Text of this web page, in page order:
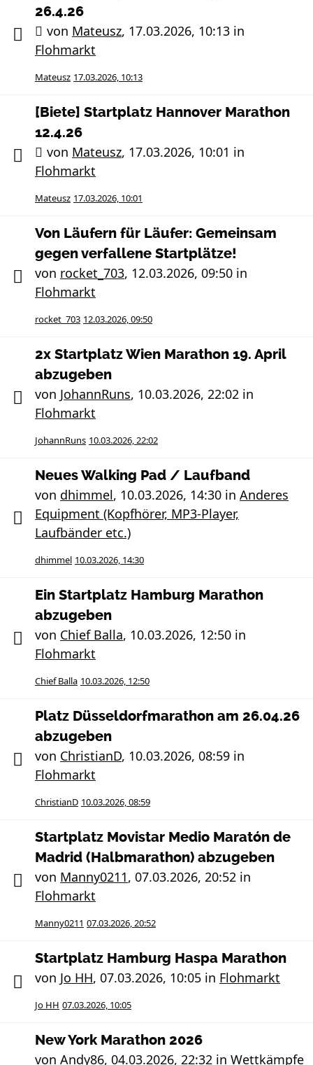
26.4.26
von Mateusz, 17.03.2026, 10:13 in
Flohmarkt
Mateusz 17.03.2026, 10:13
[Biete] Startplatz Hannover Marathon
12.4.26
von Mateusz, 17.03.2026, 10:01 in
Flohmarkt
Mateusz 17.03.2026, 10:01
Von Läufern für Läufer: Gemeinsam
gegen verfallene Startplätze!
von rocket_703, 12.03.2026, 09:50 in
Flohmarkt
rocket_703 12.03.2026, 09:50
2x Startplatz Wien Marathon 19. April
abzugeben
von JohannRuns, 10.03.2026, 22:02 in
Flohmarkt
JohannRuns 10.03.2026, 22:02
Neues Walking Pad / Laufband
von dhimmel, 10.03.2026, 14:30 in Anderes
Equipment (Kopfhörer, MP3-Player,
Laufbänder etc.)
dhimmel 10.03.2026, 14:30
Ein Startplatz Hamburg Marathon
abzugeben
von Chief Balla, 10.03.2026, 12:50 in
Flohmarkt
Chief Balla 10.03.2026, 12:50
Platz Düsseldorfmarathon am 26.04.26
abzugeben
von ChristianD, 10.03.2026, 08:59 in
Flohmarkt
ChristianD 10.03.2026, 08:59
Startplatz Movistar Medio Maratón de
Madrid (Halbmarathon) abzugeben
von Manny0211, 07.03.2026, 20:52 in
Flohmarkt
Manny0211 07.03.2026, 20:52
Startplatz Hamburg Haspa Marathon
von Jo HH, 07.03.2026, 10:05 in Flohmarkt
Jo HH 07.03.2026, 10:05
New York Marathon 2026
von Andy86, 04.03.2026, 22:32 in Wettkämpfe